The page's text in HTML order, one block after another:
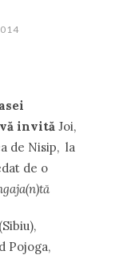
vă invită Joi,
de Nisip, la
de o
(Sibiu),
Pojoga,